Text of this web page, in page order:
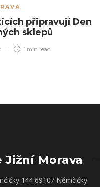
připravují Den
sklepů
1 min read
Jižní Morava
144 69107 Němčičky